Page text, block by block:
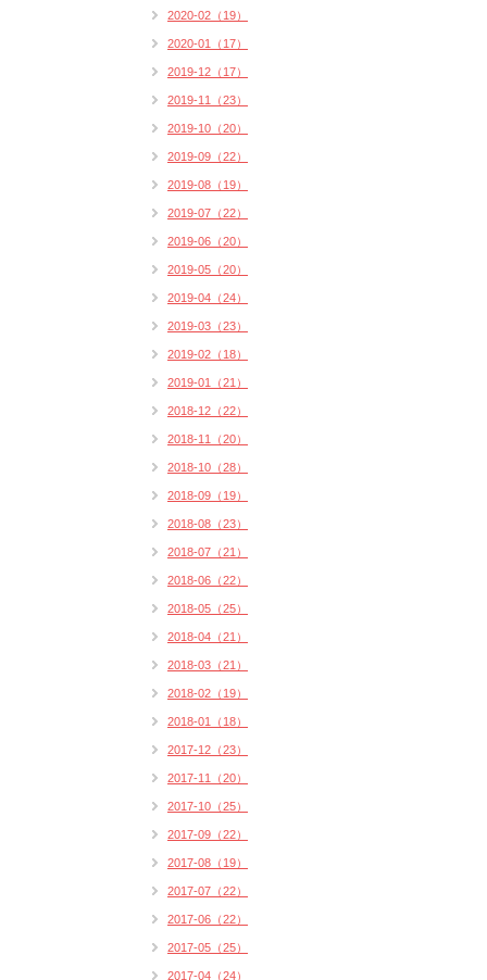
2020-02（19）
2020-01（17）
2019-12（17）
2019-11（23）
2019-10（20）
2019-09（22）
2019-08（19）
2019-07（22）
2019-06（20）
2019-05（20）
2019-04（24）
2019-03（23）
2019-02（18）
2019-01（21）
2018-12（22）
2018-11（20）
2018-10（28）
2018-09（19）
2018-08（23）
2018-07（21）
2018-06（22）
2018-05（25）
2018-04（21）
2018-03（21）
2018-02（19）
2018-01（18）
2017-12（23）
2017-11（20）
2017-10（25）
2017-09（22）
2017-08（19）
2017-07（22）
2017-06（22）
2017-05（25）
2017-04（24）